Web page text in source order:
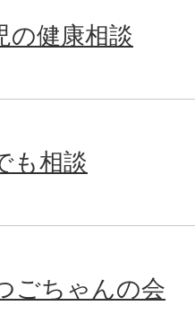
の健康相談
も相談
ごちゃんの会